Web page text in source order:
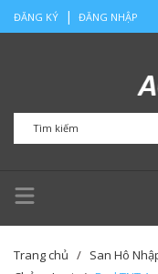
ĐĂNG KÝ | ĐĂNG NHẬP
Trang chủ / San Hô